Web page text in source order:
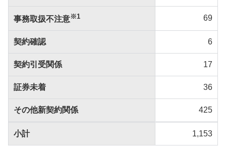
事務取扱不注意※1 69
契約確認 6
契約引受関係 17
証券未着 36
その他新契約関係 425
小計 1,153